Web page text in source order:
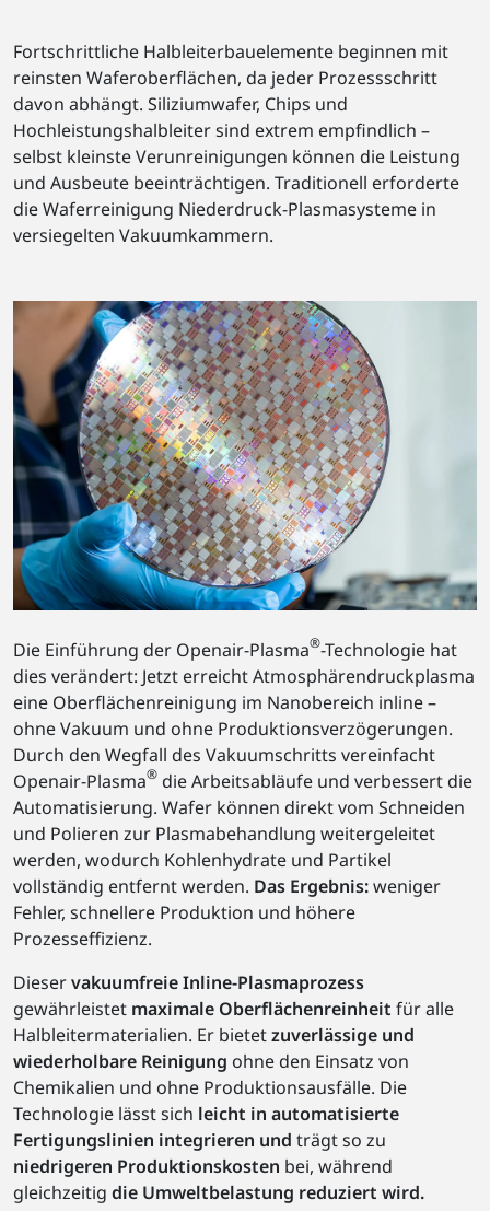
Fortschrittliche Halbleiterbauelemente beginnen mit
reinsten Waferoberflächen, da jeder Prozessschritt
davon abhängt. Siliziumwafer, Chips und
Hochleistungshalbleiter sind extrem empfindlich –
selbst kleinste Verunreinigungen können die Leistung
und Ausbeute beeinträchtigen. Traditionell erforderte
die Waferreinigung Niederdruck-Plasmasysteme in
versiegelten Vakuumkammern.
Die Einführung der Openair-Plasma®-Technologie hat
dies verändert: Jetzt erreicht Atmosphärendruckplasma
eine Oberflächenreinigung im Nanobereich inline –
ohne Vakuum und ohne Produktionsverzögerungen.
Durch den Wegfall des Vakuumschritts vereinfacht
Openair-Plasma® die Arbeitsabläufe und verbessert die
Automatisierung. Wafer können direkt vom Schneiden
und Polieren zur Plasmabehandlung weitergeleitet
werden, wodurch Kohlenhydrate und Partikel
vollständig entfernt werden. Das Ergebnis:weniger
Fehler, schnellere Produktion und höhere
Prozesseffizienz.
Dieservakuumfreie Inline-Plasmaprozess
gewährleistet maximale Oberflächenreinheit für alle
Halbleitermaterialien. Er bietetzuverlässige und
wiederholbare Reinigung ohne den Einsatz von
Chemikalien und ohne Produktionsausfälle. Die
Technologie lässt sich leicht in automatisierte
Fertigungslinien integrieren und trägt so zu
niedrigeren Produktionskosten bei, während
gleichzeitig die Umweltbelastung reduziert wird.